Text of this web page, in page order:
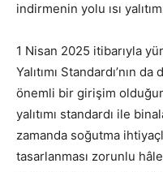
indirmenin yolu ısı
1 Nisan 2025 itibarıyla
Yalıtımı Standardı’nın
önemli bir girişim
yalıtımı standardı ile
zamanda soğutma
tasarlanması zorunlu